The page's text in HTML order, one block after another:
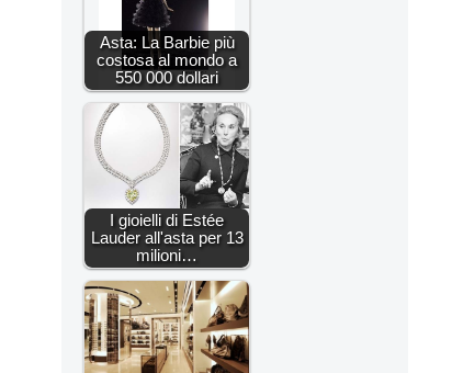
Asta: La Barbie più
costosa al mondo a
550 000 dollari
I gioielli di Estée
Lauder all'asta per 13
milioni…